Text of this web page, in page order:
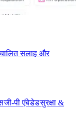
सलाह और
जी-पी एंबेडेड​​सुरक्षा &